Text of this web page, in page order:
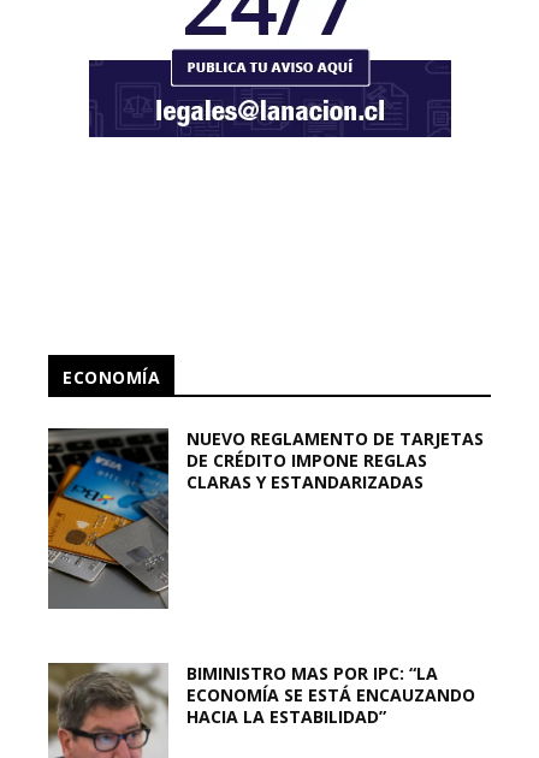
ECONOMÍA
NUEVO REGLAMENTO DE TARJETAS
DE CRÉDITO IMPONE REGLAS
CLARAS Y ESTANDARIZADAS
BIMINISTRO MAS POR IPC: “LA
ECONOMÍA SE ESTÁ ENCAUZANDO
HACIA LA ESTABILIDAD”